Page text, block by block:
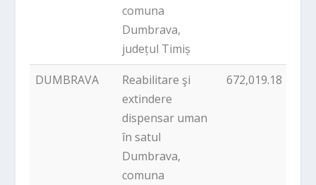
comuna
Dumbrava,
județul Timiș
DUMBRAVA
Reabilitare şi
extindere
dispensar uman
în satul
Dumbrava,
comuna
672,019.18